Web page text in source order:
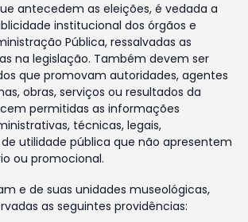
antecedem as eleições, é vedada a
institucional dos órgãos e
Pública, ressalvadas as
na legislação. Também devem ser
que promovam autoridades, agentes
obras, serviços ou resultados da
permitidas as informações
técnicas, legais,
utilidade pública que não apresentem
ou promocional.
e de suas unidades museológicas,
as seguintes providências: